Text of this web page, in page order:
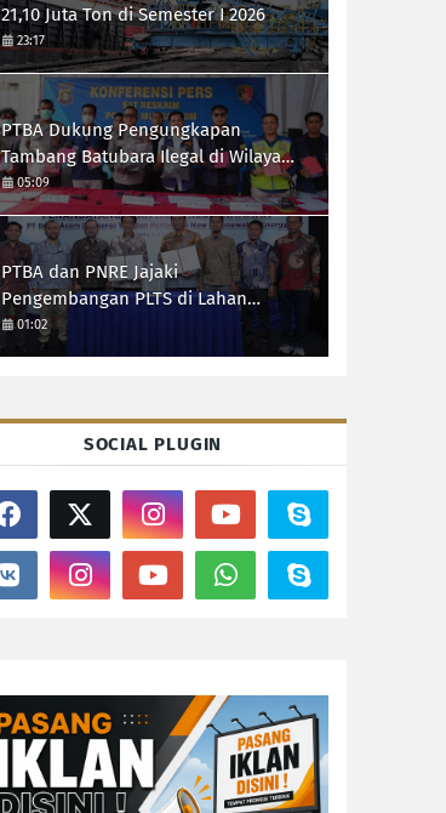
21,10 Juta Ton di Semester I 2026
23:17
PTBA Dukung Pengungkapan
Tambang Batubara Ilegal di Wilayah
IUP Perseroan
05:09
PTBA dan PNRE Jajaki
Pengembangan PLTS di Lahan
Pascatambang
01:02
SOCIAL PLUGIN